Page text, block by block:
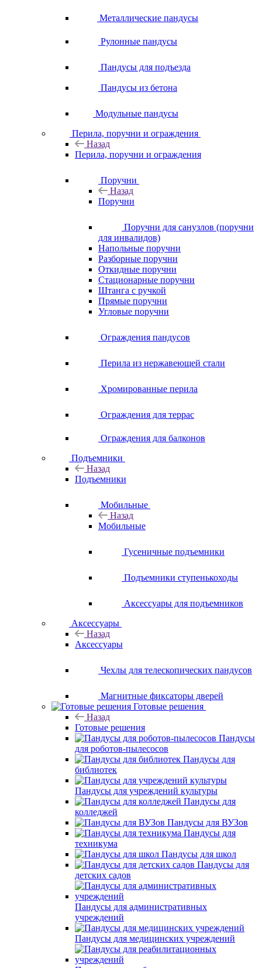
Металлические пандусы
Рулонные пандусы
Пандусы для подъезда
Пандусы из бетона
Модульные пандусы
Перила, поручни и ограждения
Назад
Перила, поручни и ограждения
Поручни
Назад
Поручни
Поручни для санузлов (поручни
для инвалидов)
Напольные поручни
Разборные поручни
Откидные поручни
Стационарные поручни
Штанга с ручкой
Прямые поручни
Угловые поручни
Ограждения пандусов
Перила из нержавеющей стали
Хромированные перила
Ограждения для террас
Ограждения для балконов
Подъемники
Назад
Подъемники
Мобильные
Назад
Мобильные
Гусеничные подъемники
Подъемники ступенькоходы
Аксессуары для подъемников
Аксессуары
Назад
Аксессуары
Чехлы для телескопических пандусов
Магнитные фиксаторы дверей
Готовые решения
Назад
Готовые решения
Пандусы
для роботов-пылесосов
Пандусы для
библиотек
Пандусы для учреждений культуры
Пандусы для
колледжей
Пандусы для ВУЗов
Пандусы для
техникума
Пандусы для школ
Пандусы для
детских садов
Пандусы для административных
учреждений
Пандусы для медицинских учреждений